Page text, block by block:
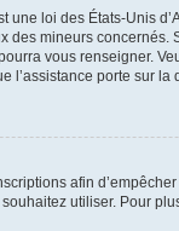
une loi des États-Unis
mineurs
vous renseigner.
l’assistance porte sur
afin
utiliser. Pour